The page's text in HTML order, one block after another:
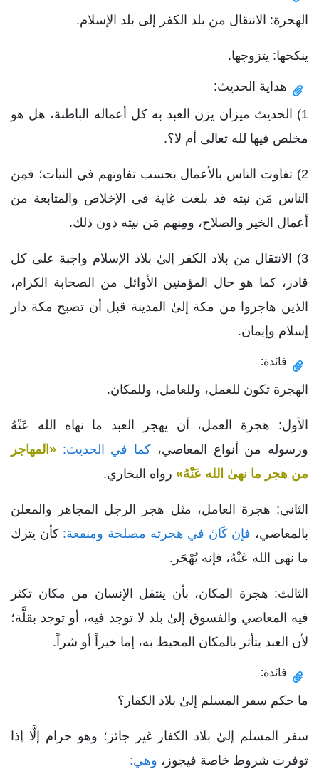
الهجرة: الانتقال من بلد الكفر إلىٰ بلد الإسلام.
ينكحها: يتزوجها.
هداية الحديث:
1) الحديث ميزان يزن العبد به كل أعماله الباطنة، هل هو
مخلص فيها لله تعالىٰ أم لا؟.
2) تفاوت الناس بالأعمال بحسب تفاوتهم في النيات؛ فمِن
الناس مَن نيته قد بلغت غاية في الإخلاص والمتابعة من
أعمال الخير والصلاح، ومِنهم مَن نيته دون ذلك.
3) الانتقال من بلاد الكفر إلىٰ بلاد الإسلام واجبة علىٰ كل
قادر، كما هو حال المؤمنين الأوائل من الصحابة الكرام،
الذين هاجروا من مكة إلىٰ المدينة قبل أن تصبح مكة دار
إسلام وإيمان.
فائدة:
الهجرة تكون للعمل، وللعامل، وللمكان.
الأول: هجرة العمل، أن يهجر العبد ما نهاه الله عَنْهُ
ورسوله من أنواع المعاصي، كما في الحديث: «المهاجر
من هجر ما نهىٰ الله عَنْهُ» رواه البخاري.
الثاني: هجرة العامل، مثل هجر الرجل المجاهر والمعلن
بالمعاصي، فإن كَانَ في هجرته مصلحة ومنفعة: كأن يترك
ما نهىٰ الله عَنْهُ، فإنه يُهْجَر.
الثالث: هجرة المكان، بأن ينتقل الإنسان من مكان تكثر
فيه المعاصي والفسوق إلىٰ بلد لا توجد فيه، أو توجد بقلَّة؛
لأن العبد يتأثر بالمكان المحيط به، إما خيراً أو شراً.
فائدة:
ما حكم سفر المسلم إلىٰ بلاد الكفار؟
سفر المسلم إلىٰ بلاد الكفار غير جائز؛ وهو حرام إلَّا إذا
توفرت شروط خاصة فيجوز، وهي: